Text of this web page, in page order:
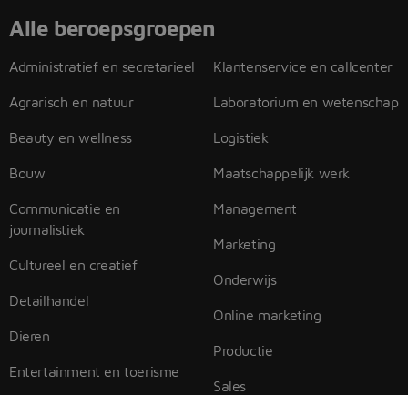
Alle beroepsgroepen
Administratief en secretarieel
Agrarisch en natuur
Beauty en wellness
Bouw
Communicatie en
journalistiek
Cultureel en creatief
Detailhandel
Dieren
Entertainment en toerisme
Klantenservice en callcenter
Laboratorium en wetenschap
Logistiek
Maatschappelijk werk
Management
Marketing
Onderwijs
Online marketing
Productie
Sales